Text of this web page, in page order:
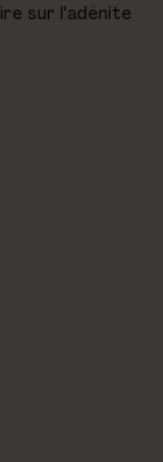
sur l'adénite